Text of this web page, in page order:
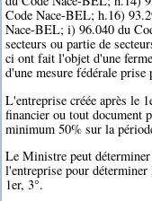
Code Nace-BEL; h.16)
Nace-BEL; i) 96.040 du
secteurs ou partie de
ci ont fait l'objet d'une
d'une mesure fédérale
L'entreprise créée après le
financier ou tout document
minimum 50% sur la
Le Ministre peut
l'entreprise pour
1er, 3°.